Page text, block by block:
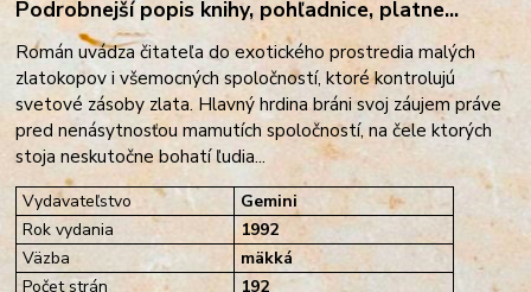
Podrobnejší popis knihy, pohľadnice, platne...
Román uvádza čitateľa do exotického prostredia malých
zlatokopov i všemocných spoločností, ktoré kontrolujú
svetové zásoby zlata. Hlavný hrdina bráni svoj záujem práve
pred nenásytnosťou mamutích spoločností, na čele ktorých
stoja neskutočne bohatí ľudia...
Vydavateľstvo
Gemini
Rok vydania
1992
Väzba
mäkká
Počet strán
192